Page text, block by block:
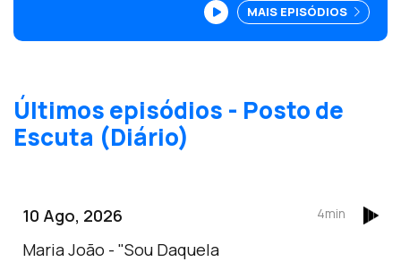
coisas.<br />
MAIS EPISÓDIOS
Últimos episódios - Posto de
Escuta (Diário)
10 Ago, 2026
Maria João - "Sou Daquela
4min